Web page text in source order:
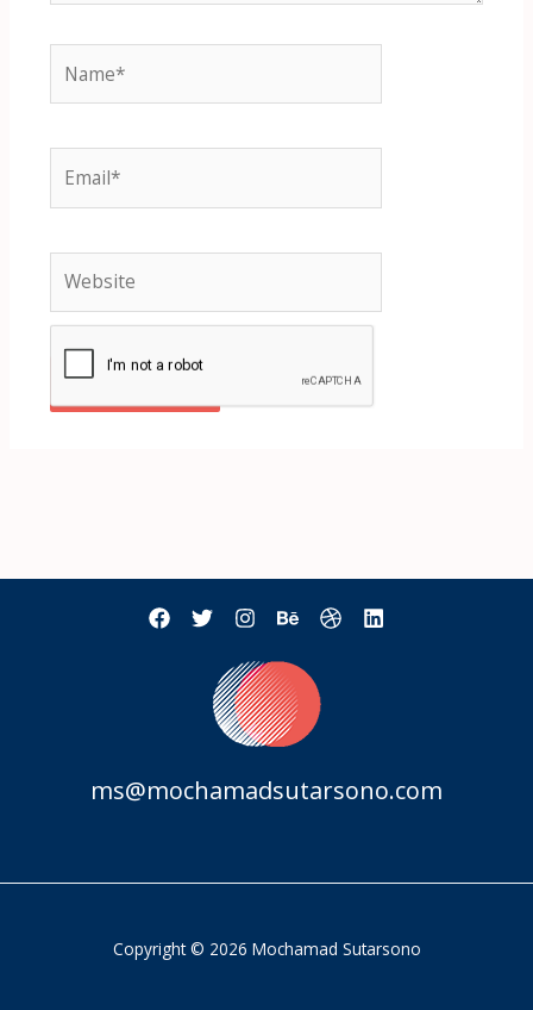
ms@mochamadsutarsono.com
Copyright © 2026 Mochamad Sutarsono